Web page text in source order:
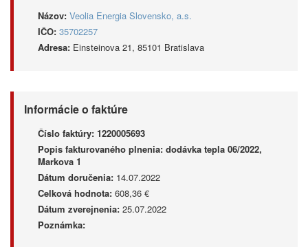
Názov: Veolia Energia Slovensko, a.s.
IČO: 35702257
Adresa: Einsteinova 21, 85101 Bratislava
Informácie o faktúre
Číslo faktúry: 1220005693
Popis fakturovaného plnenia: dodávka tepla 06/2022,
Markova 1
Dátum doručenia: 14.07.2022
Celková hodnota: 608,36 €
Dátum zverejnenia: 25.07.2022
Poznámka: